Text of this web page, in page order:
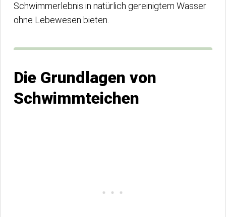
Schwimmerlebnis in natürlich gereinigtem Wasser
ohne Lebewesen bieten.
Die Grundlagen von
Schwimmteichen